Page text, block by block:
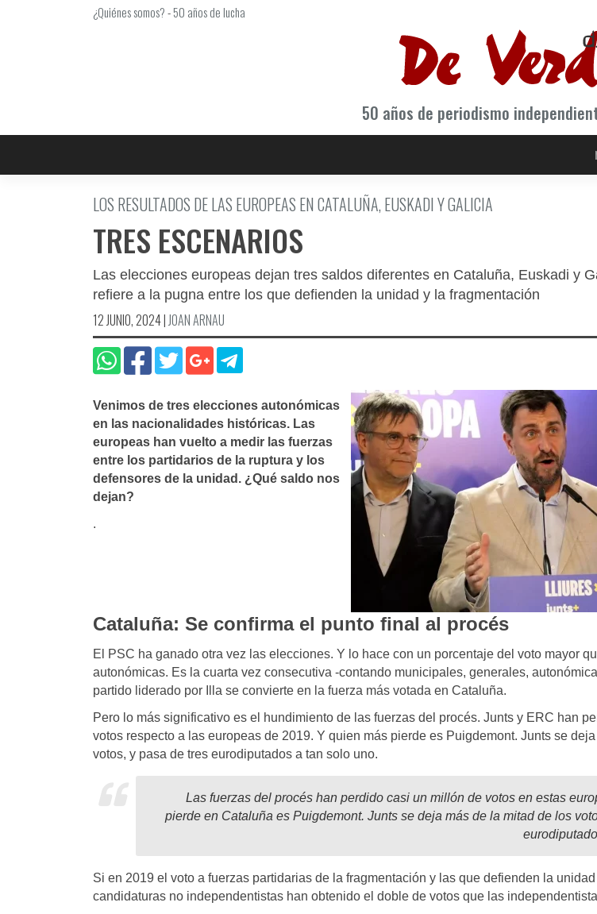
¿Quiénes somos?-50 años de lucha
50 años de periodismo
LOS RESULTADOS DE LAS EUROPEAS EN CATALUÑA, EUSKADI Y GALICIA
TRES ESCENARIOS
Las elecciones europeas dejan tres saldos diferentes en Cataluña, Euskadi y
refiere a la pugna entre los que defienden la unidad y la fragmentación
12 JUNIO, 2024|JOAN ARNAU
Venimos de tres elecciones autonómicas
en las nacionalidades históricas. Las
europeas han vuelto a medir las fuerzas
entre los partidarios de la ruptura y los
defensores de la unidad. ¿Qué saldo nos
dejan?
.
Cataluña: Se confirma el punto final al procés
El PSC ha ganado otra vez las elecciones. Y lo hace con un porcentaje del voto mayor
autonómicas. Es la cuarta vez consecutiva -contando municipales, generales,
partido liderado por Illa se convierte en la fuerza más votada en Cataluña.
Pero lo más significativo es el hundimiento de las fuerzas del procés. Junts y ERC han
votos respecto a las europeas de 2019. Y quien más pierde es Puigdemont. Junts se
votos, y pasa de tres eurodiputados a tan solo uno.
Las fuerzas del procés han perdido casi un millón de votos en estas
pierde en Cataluña es Puigdemont. Junts se deja más de la mitad de los
Si en 2019 el voto a fuerzas partidarias de la fragmentación y las que defienden la
candidaturas no independentistas han obtenido el doble de votos que las